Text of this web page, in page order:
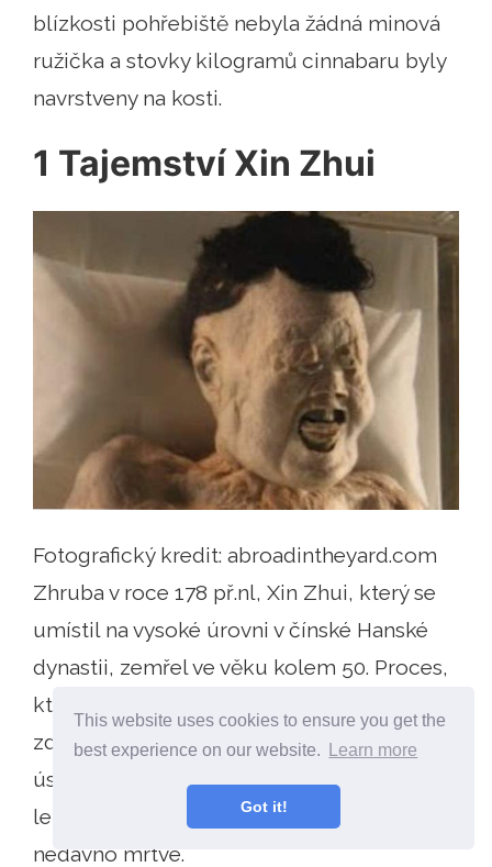
This website uses cookies to ensure you get the
best experience on our website.
Learn more
Got it!
blízkosti pohřebiště nebyla žádná minová
ružička a stovky kilogramů cinnabaru byly
navrstveny na kosti.
1 Tajemství Xin Zhui
Fotografický kredit: abroadintheyard.com
Zhruba v roce 178 př.nl, Xin Zhui, který se
umístil na vysoké úrovni v čínské Hanské
dynastii, zemřel ve věku kolem 50. Proces,
který se uskutečnil za její pohřbu, se může
zdát absurdní, ale byl nevysvětlitelně
úspěšný. Když bylo objeveno toto 2 100
leté tělo, bylo to pitomé, jako by bylo
nedávno mrtvé.